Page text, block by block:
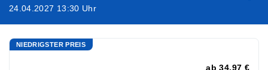
24.04.2027 13:30 Uhr
NIEDRIGSTER PREIS
ab 34,97 €